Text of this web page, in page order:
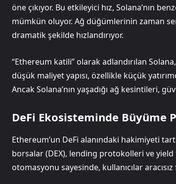
öne çıkıyor. Bu etkileyici hız, Solana’nın
mümkün oluyor. Ağ düğümlerinin zaman
dramatik şekilde hızlandırıyor.
“Ethereum katili” olarak adlandırılan
düşük maliyet yapısı, özellikle küçük
Ancak Solana’nın yaşadığı ağ kesintileri,
DeFi Ekosisteminde Büyüme
Ethereum’un DeFi alanındaki hakimiyeti
borsalar (DEX), lending protokolleri ve
otomasyonu sayesinde, kullanıcılar